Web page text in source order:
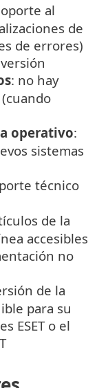
al
de
de errores)
: no hay
operativo:
sistemas
técnico
de la
accesibles
no
de la
para su
ESET o el